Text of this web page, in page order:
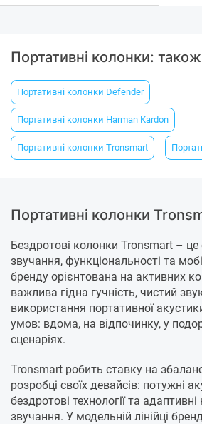
Портативні колонки:
Портативні колонки Defender
Портативні колонки Harman Kardon
Портативні колонки Tronsmart
Портативні колонки
Бездротові колонки Tronsmart – це
звучання, функціональності та
бренду орієнтована на активних
важлива гідна гучність, чистий
використання портативної
умов: вдома, на відпочинку, у
сценаріях.
Tronsmart робить ставку на
розробці своїх девайсів: потужні
бездротові технології та
звучання. У модельній лінійці